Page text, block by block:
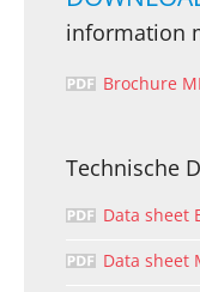
information
Brochure
Technische
Data sheet
Data sheet